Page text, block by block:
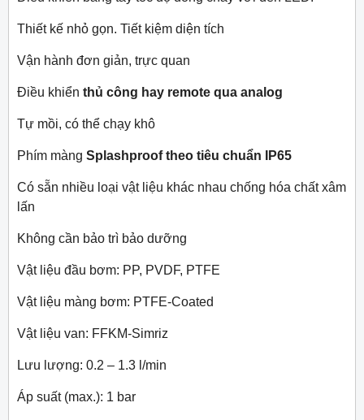
Thiết kế nhỏ gọn. Tiết kiệm diện tích
Vận hành đơn giản, trực quan
Điều khiển thủ công hay remote qua analog
Tự mồi, có thể chạy khô
Phím màng Splashproof theo tiêu chuẩn IP65
Có sẵn nhiều loại vật liệu khác nhau chống hóa chất xâm
lấn
Không cần bảo trì bảo dưỡng
Vật liệu đầu bơm: PP, PVDF, PTFE
Vật liệu màng bơm: PTFE-Coated
Vật liệu van: FFKM-Simriz
Lưu lượng: 0.2 – 1.3 l/min
Áp suất (max.): 1 bar